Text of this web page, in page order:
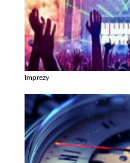
Imprezy